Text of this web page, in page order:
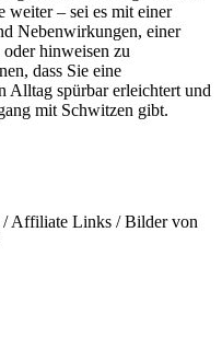
weiter – sei es mit ​einer
Nebenwirkungen, einer
hinweisen ‍zu
dass Sie eine
Alltag spürbar erleichtert und
mit Schwitzen gibt.
/ Affiliate Links / Bilder von